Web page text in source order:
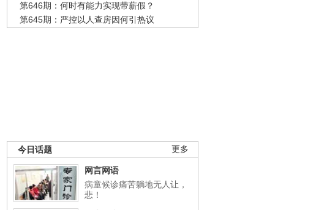
第646期：何时有能力实现带薪假？
第645期：严控以人查房因何引热议
更多
今日话题
网言网语
病童候诊痛苦躺地无人让，
悲！